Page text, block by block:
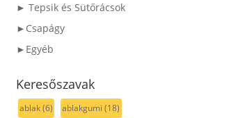
► Tepsik és Sütőrácsok
►Csapágy
►Egyéb
Keresőszavak
ablak(6) ablakgumi (18)